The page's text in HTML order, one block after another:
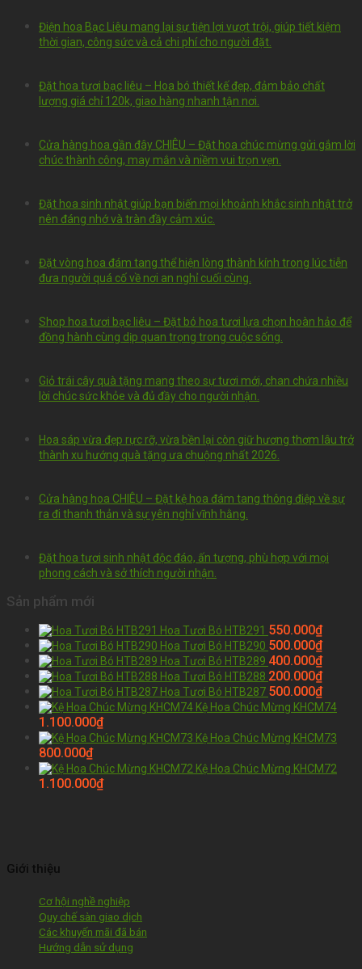
Điện hoa Bạc Liêu mang lại sự tiện lợi vượt trội, giúp tiết kiệm
thời gian, công sức và cả chi phí cho người đặt.
Đặt hoa tươi bạc liêu – Hoa bó thiết kế đẹp, đảm bảo chất
lượng giá chỉ 120k, giao hàng nhanh tận nơi.
Cửa hàng hoa gần đây CHIÊU – Đặt hoa chúc mừng gửi gắm lời
chúc thành công, may mắn và niềm vui trọn vẹn.
Đặt hoa sinh nhật giúp bạn biến mọi khoảnh khắc sinh nhật trở
nên đáng nhớ và tràn đầy cảm xúc.
Đặt vòng hoa đám tang thể hiện lòng thành kính trong lúc tiễn
đưa người quá cố về nơi an nghỉ cuối cùng.
Shop hoa tươi bạc liêu – Đặt bó hoa tươi lựa chọn hoàn hảo để
đồng hành cùng dịp quan trọng trong cuộc sống.
Giỏ trái cây quà tặng mang theo sự tươi mới, chan chứa nhiều
lời chúc sức khỏe và đủ đầy cho người nhận.
Hoa sáp vừa đẹp rực rỡ, vừa bền lại còn giữ hương thơm lâu trở
thành xu hướng quà tặng ưa chuộng nhất 2026.
Cửa hàng hoa CHIÊU – Đặt kệ hoa đám tang thông điệp về sự
ra đi thanh thản và sự yên nghỉ vĩnh hằng.
Đặt hoa tươi sinh nhật độc đáo, ấn tượng, phù hợp với mọi
phong cách và sở thích người nhận.
Sản phẩm mới
Hoa Tươi Bó HTB291 550.000₫
Hoa Tươi Bó HTB290 500.000₫
Hoa Tươi Bó HTB289 400.000₫
Hoa Tươi Bó HTB288 200.000₫
Hoa Tươi Bó HTB287 500.000₫
Kệ Hoa Chúc Mừng KHCM74
1.100.000₫
Kệ Hoa Chúc Mừng KHCM73
800.000₫
Kệ Hoa Chúc Mừng KHCM72
1.100.000₫
Giới thiệu
Cơ hội nghề nghiệp
Quy chế sàn giao dịch
Các khuyến mãi đã bán
Hướng dẫn sử dụng